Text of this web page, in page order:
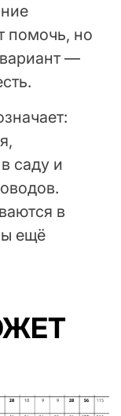
помочь, но
—
саду и
в
ещё